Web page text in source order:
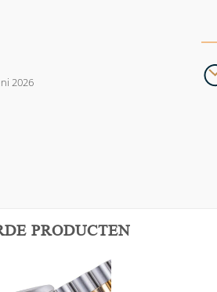
2026
PRODUCTEN
Add to
wishlist